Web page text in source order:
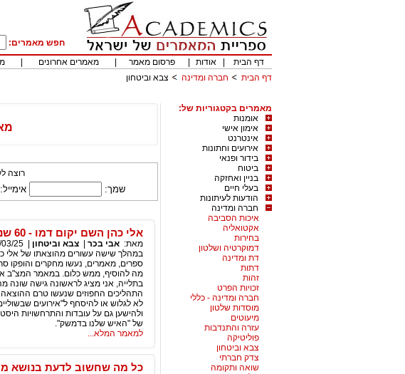
חפש מאמרים:
דף הבית
אודות פרסום מאמר מאמרים אחרונים
דף הבית
חברה ומדינה צבא וביטחון
מאמרים בקטגוריות של:
אומנות
אימון אישי
אינטרנט
אירועים וחתונות
בידור ופנאי
ביטוח
בניין ואחזקה
בעלי חיים
הודעות לעיתונות
חברה ומדינה
איכות הסביבה
אקטואליה
בחירות
דמוקרטיה ושלטון
דת ומדינה
דתות
זהות
זכויות הפרט
חברה ומדינה - כללי
מוסדות שלטון
מיעוטים
עזרה והתנדבות
פוליטיקה
צבא וביטחון
צדק חברתי
שואה ותקומה
רוצה
שמך: אימייל:
אלי כהן השם יקום דמו - 60 שנות אפלה.
מאת: אבי בכר צבא וביטחון 03/25
במהלך שישה עשורים מהוצאתו של אלי
ספרים, מאמרים, נעשו מחקרים והופקו
מה להוסיף, ממש כלום. במאמר המצ"ב
בתלייה, אני מציג לראשונה גישה שונה
התהליכים החפוזים שנעשו טרם
לא לגלוש או להיסחף ל"אירועים
ולהישען גם על עובדות והתרחשויות
של "האיש שלנו בדמשק".
למאמר המלא...
כל מה שחשוב לדעת בנושא